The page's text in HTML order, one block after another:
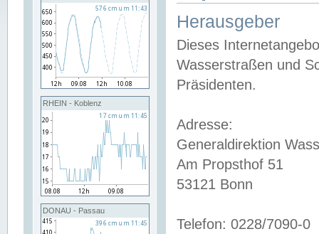
RHEIN - Koblenz
DONAU - Passau
Herausgeber
Dieses
Wasserstraßen und
Präsidenten.
Adresse:
Generaldirektion
Am Propsthof 51
53121 Bonn
Telefon: 0228/7090-0